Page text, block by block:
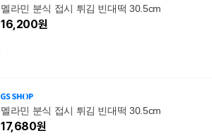
멜라민 분식 접시 튀김 빈대떡 30.5cm
16,200원
멜라민 분식 접시 튀김 빈대떡 30.5cm
17,680원